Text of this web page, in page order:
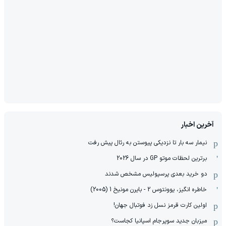
آخرین اخبار
نیمار سه بار تا نزدیکی پیوستن به رئال پیش رفت
برترین لحظات موتو GP در سال 2026
دو خرید بعدی پرسپولیس مشخص شدند
خاطره انگیز، یوونتوس 2 - بایرن مونیخ 1 (2005)
اولین کارت قرمز نسل زد فوتبال جهان!
میزبان جدید سوپرجام اسپانیا کجاست؟